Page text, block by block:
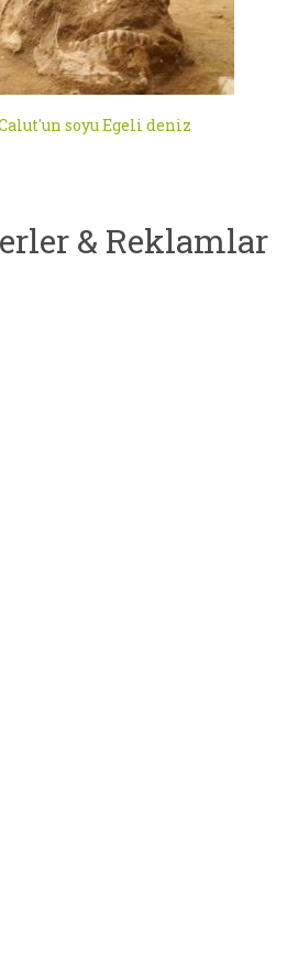
soyu Egeli deniz
& Reklamlar